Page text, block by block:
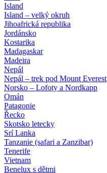
Island
Island – velký okruh
Jihoafrická republika
Jordánsko
Kostarika
Madagaskar
Madeira
Nepál
Nepál – trek pod Mount Everest
Norsko – Lofoty a Nordkapp
Omán
Patagonie
Řecko
Skotsko letecky
Srí Lanka
Tanzanie (safari a Zanzibar)
Tenerife
Vietnam
Benelux s dětmi